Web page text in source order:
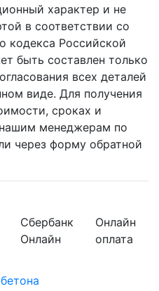
характер и не
в соответствии со
кодекса Российской
быть составлен только
всех деталей
виде. Для получения
сроках и
менеджерам по
через форму обратной
Сбербанк
Онлайн
Онлайн
оплата